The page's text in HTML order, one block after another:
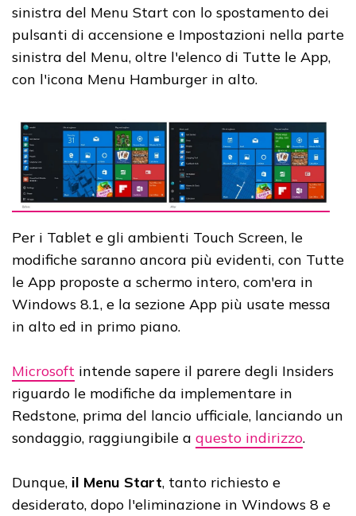
sinistra del Menu Start con lo spostamento dei
pulsanti di accensione e Impostazioni nella parte
sinistra del Menu, oltre l'elenco di Tutte le App,
con l'icona Menu Hamburger in alto.
Per i Tablet e gli ambienti Touch Screen, le
modifiche saranno ancora più evidenti, con Tutte
le App proposte a schermo intero, com'era in
Windows 8.1, e la sezione App più usate messa
in alto ed in primo piano.
Microsoft intende sapere il parere degli Insiders
riguardo le modifiche da implementare in
Redstone, prima del lancio ufficiale, lanciando un
sondaggio, raggiungibile a questo indirizzo.
Dunque, il Menu Start, tanto richiesto e
desiderato, dopo l'eliminazione in Windows 8 e